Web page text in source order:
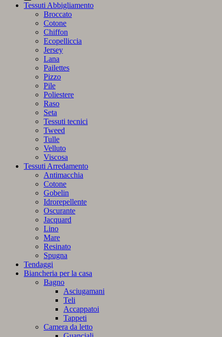
Tessuti Abbigliamento
Broccato
Cotone
Chiffon
Ecopelliccia
Jersey
Lana
Pailettes
Pizzo
Pile
Poliestere
Raso
Seta
Tessuti tecnici
Tweed
Tulle
Velluto
Viscosa
Tessuti Arredamento
Antimacchia
Cotone
Gobelin
Idrorepellente
Oscurante
Jacquard
Lino
Mare
Resinato
Spugna
Tendaggi
Biancheria per la casa
Bagno
Asciugamani
Teli
Accappatoi
Tappeti
Camera da letto